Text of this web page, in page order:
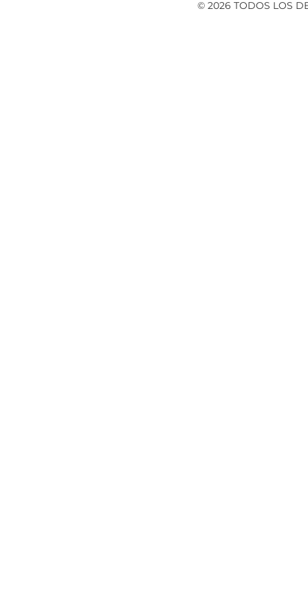
© 2026 TODOS LOS